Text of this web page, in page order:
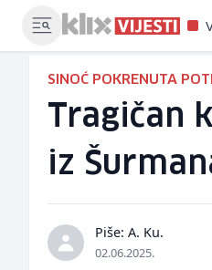
SINOĆ POKRENUTA
Tragičan
iz
Piše: A. Ku.
02.06.2025.